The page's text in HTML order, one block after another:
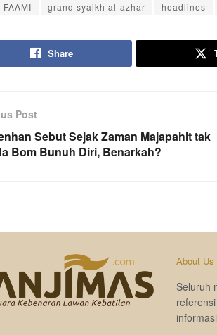
FAAMI grand syaikh al-azhar headlines
Share
Post
Sebut Sejak Zaman Majapahit tak
Bom Bunuh Diri, Benarkah?
About Us
Seluruh